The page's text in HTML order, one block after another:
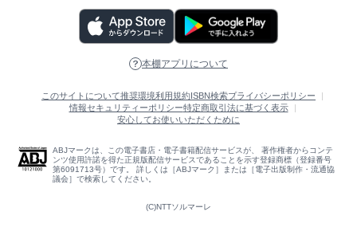
本棚アプリについて
このサイトについて推奨環境利用規約ISBN検索プライバシーポリシー
情報セキュリティーポリシー特定商取引法に基づく表示
安心してお使いいただくために
ABJマークは、この電子書店・電子書籍配信サービスが、 著作権者からコンテ
ンツ使用許諾を得た正規版配信サービスであることを示す登録商標（登録番号
第6091713号）です。 詳しくは［ABJマーク］または［電子出版制作・流通協
議会］で検索してください。
(C)NTTソルマーレ